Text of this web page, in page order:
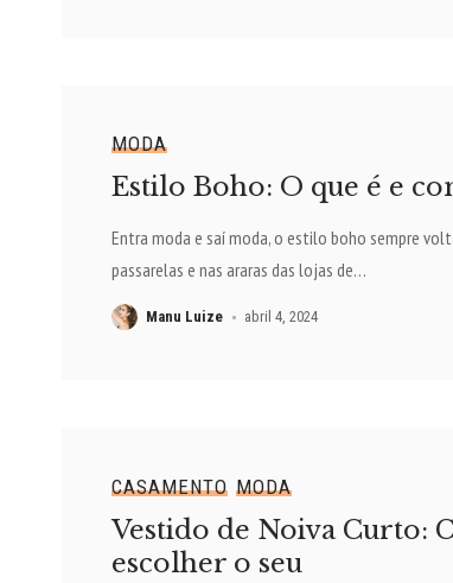
MODA
Estilo Boho: O que é e
Entra moda e saí moda, o estilo boho sempre
passarelas e nas araras das lojas de…
Manu Luize abril 4, 2024
CASAMENTO MODA
Vestido de Noiva Curto:
escolher o seu